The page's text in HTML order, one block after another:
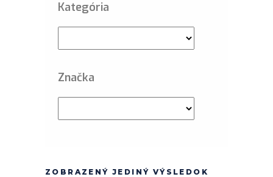
Kategória
Značka
ZOBRAZENÝ JEDINÝ VÝSLEDOK